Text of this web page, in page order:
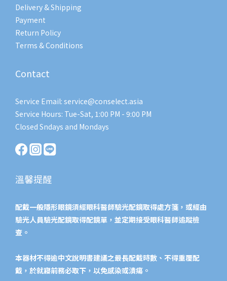
Delivery & Shipping
Payment
Return Policy
Terms & Conditions
Contact
Service Email: service@conselect.asia
Service Hours: Tue-Sat, 1:00 PM - 9:00 PM
Closed Sndays and Mondays
溫馨提醒
配戴一般隱形眼鏡須經眼科醫師驗光配鏡取得處方箋，或經由
驗光人員驗光配鏡取得配鏡單，並定期接受眼科醫師追蹤檢
查。
本器材不得逾中文說明書建議之最長配戴時數、不得重覆配
戴，於就寢前務必取下，以免感染或潰瘍。